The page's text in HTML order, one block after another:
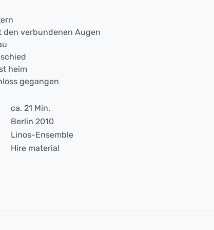
den verbundenen Augen
heim
gegangen
ca. 21 Min.
Berlin 2010
Linos-Ensemble
Hire material